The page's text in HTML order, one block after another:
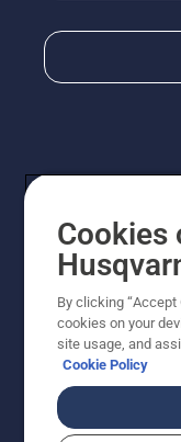
viste priser er
forbehold for
stræber efter at
dette
vejledende
Cookies
By clicking
cookies on your
site usage, and
Cookie Policy